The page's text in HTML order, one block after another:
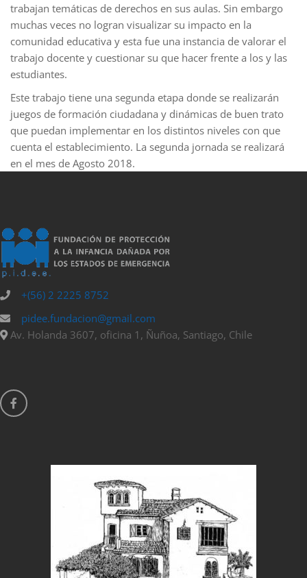
trabajan temáticas de derechos en sus aulas. Sin embargo
muchas veces no logran visualizar su impacto en la
comunidad educativa y esta fue una instancia de valorar el
trabajo docente y cuestionar su que hacer frente a los y las
estudiantes.
Este trabajo tiene una segunda etapa donde se realizarán
juegos de formación ciudadana y dinámicas de buen trato
que puedan implementar en los distintos niveles con que
cuenta el establecimiento. La segunda jornada se realizará
en el mes de Agosto 2018.
+(56) 2 2225 8752
pidee.fundacion@gmail.com
Av. Holanda 3607, oficina 1, Ñuñoa, Santiago, Chile